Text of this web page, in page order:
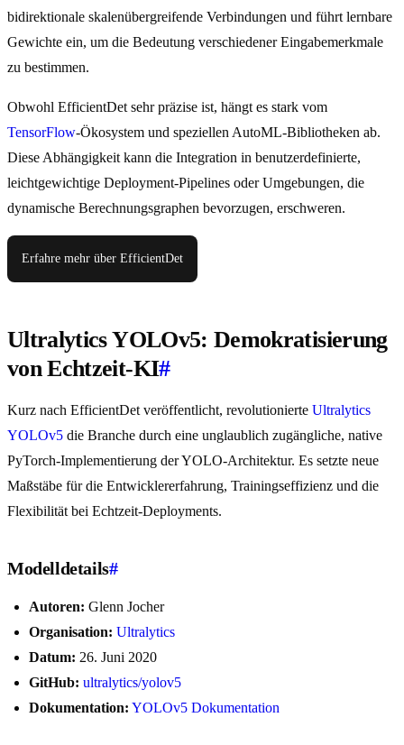
bidirektionale skalenübergreifende Verbindungen und führt lernbare
Gewichte ein, um die Bedeutung verschiedener Eingabemerkmale
zu bestimmen.
Obwohl EfficientDet sehr präzise ist, hängt es stark vom
TensorFlow-Ökosystem und speziellen AutoML-Bibliotheken ab.
Diese Abhängigkeit kann die Integration in benutzerdefinierte,
leichtgewichtige Deployment-Pipelines oder Umgebungen, die
dynamische Berechnungsgraphen bevorzugen, erschweren.
Erfahre mehr über EfficientDet
Ultralytics YOLOv5: Demokratisierung
von Echtzeit-KI#
Kurz nach EfficientDet veröffentlicht, revolutionierte Ultralytics
YOLOv5 die Branche durch eine unglaublich zugängliche, native
PyTorch-Implementierung der YOLO-Architektur. Es setzte neue
Maßstäbe für die Entwicklererfahrung, Trainingseffizienz und die
Flexibilität bei Echtzeit-Deployments.
Modelldetails#
Autoren: Glenn Jocher
Organisation: Ultralytics
Datum: 26. Juni 2020
GitHub: ultralytics/yolov5
Dokumentation: YOLOv5 Dokumentation